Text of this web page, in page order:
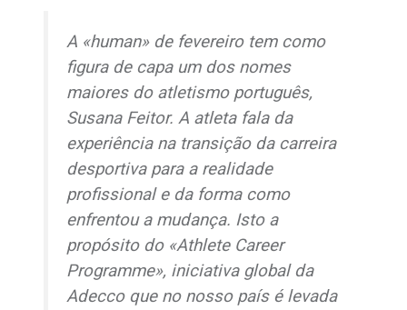
A «human» de fevereiro tem como
figura de capa um dos nomes
maiores do atletismo português,
Susana Feitor. A atleta fala da
experiência na transição da carreira
desportiva para a realidade
profissional e da forma como
enfrentou a mudança. Isto a
propósito do «Athlete Career
Programme», iniciativa global da
Adecco que no nosso país é levada